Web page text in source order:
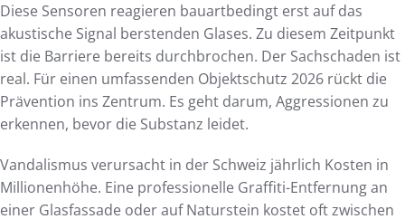
Diese Sensoren reagieren bauartbedingt erst auf das
akustische Signal berstenden Glases. Zu diesem Zeitpunkt
ist die Barriere bereits durchbrochen. Der Sachschaden ist
real. Für einen umfassenden Objektschutz 2026 rückt die
Prävention ins Zentrum. Es geht darum, Aggressionen zu
erkennen, bevor die Substanz leidet.
Vandalismus verursacht in der Schweiz jährlich Kosten in
Millionenhöhe. Eine professionelle Graffiti-Entfernung an
einer Glasfassade oder auf Naturstein kostet oft zwischen